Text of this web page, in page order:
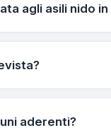
agli asili nido in
da 01/09/2026
al piano
aderenti?